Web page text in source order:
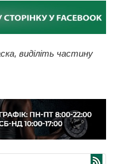
виділіть частину